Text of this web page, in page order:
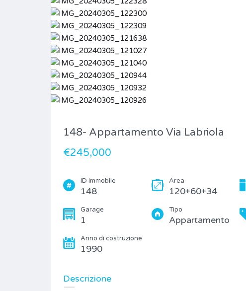
148- Appartamento Via Labriola
€245,000
ID Immobile
148
Area
120+60+34
Garage
1
Tipo
Appartamento
Anno di costruzione
1990
Descrizione